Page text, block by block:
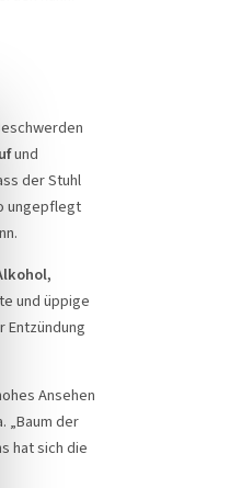
und
der Stuhl
ungepflegt
und üppige
Entzündung
Ansehen
„Baum der
hat sich die